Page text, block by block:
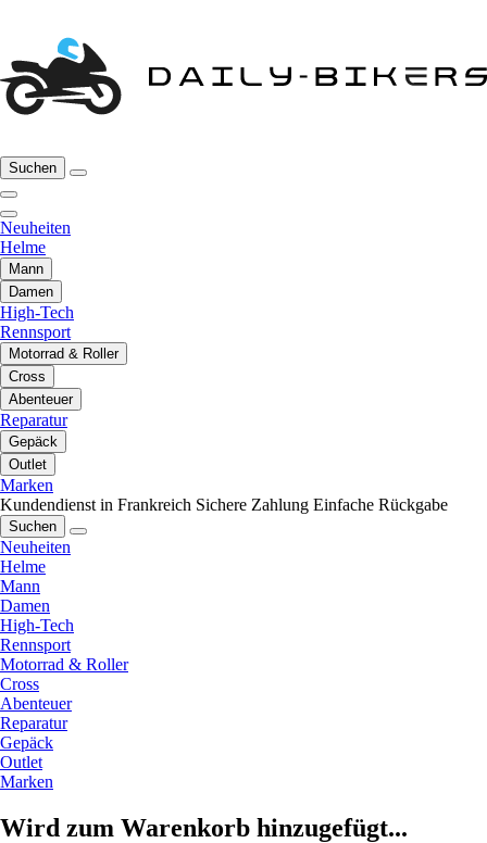
Suchen
Neuheiten
Helme
Mann
Damen
High-Tech
Rennsport
Motorrad & Roller
Cross
Abenteuer
Reparatur
Gepäck
Outlet
Marken
Kundendienst in Frankreich Sichere Zahlung Einfache Rückgabe
Suchen
Neuheiten
Helme
Mann
Damen
High-Tech
Rennsport
Motorrad & Roller
Cross
Abenteuer
Reparatur
Gepäck
Outlet
Marken
Wird zum Warenkorb hinzugefügt...